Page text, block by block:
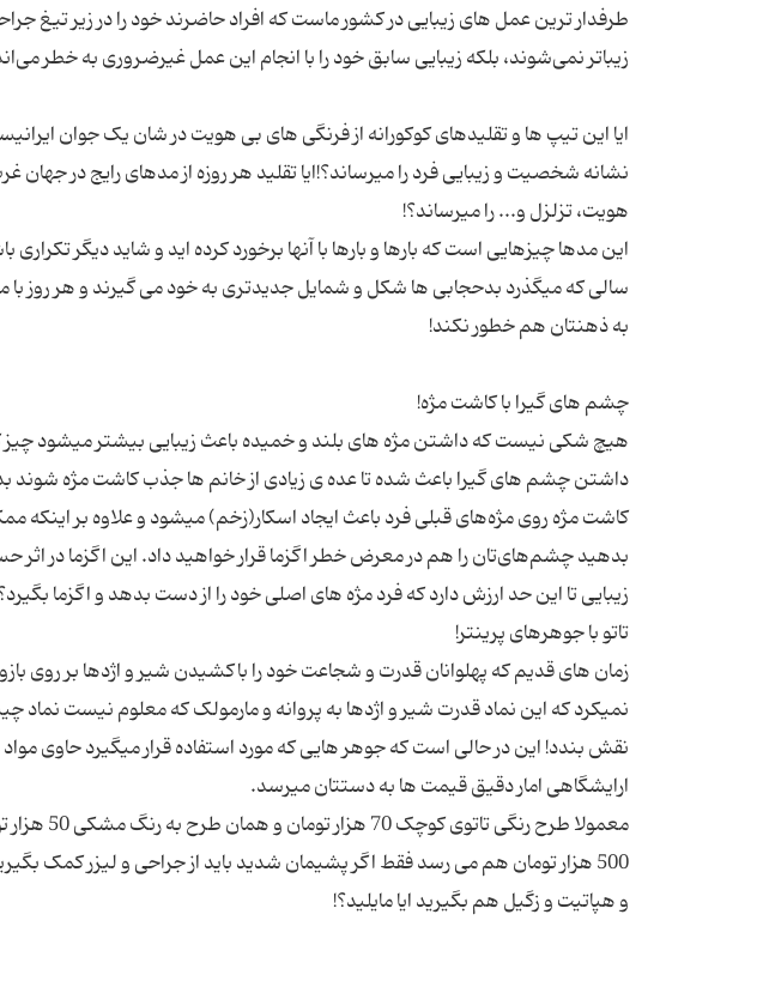
طرفدار ترین عمل های زیبایی در کشور ماست که افراد حاضرند خود را در زیر تیغ
ایا این تیپ ها و تقلیدهای کوکورانه از فرنگی های بی هویت در شان یک جوان
نشانه شخصیت و زیبایی فرد را میرساند؟!ایا تقلید هر روزه از مدهای رایج در
این مدها چیزهایی است که بارها و بارها با آنها برخورد کرده اید و شاید دیگر
سالی که میگذرد بدحجابی ها شکل و شمایل جدیدتری به خود می گیرند و هر روز
هیچ شکی نیست که داشتن مژه های بلند و خمیده باعث زیبایی بیشتر میشود چیز
کاشت مژه روی مژه‌های قبلی فرد باعث ایجاد اسکار(زخم) میشود و علاوه بر
بدهید چشم‌های‌تان را هم در معرض خطر اگزما قرار خواهید داد. این اگزما در اثر
زمان های قدیم که پهلوانان قدرت و شجاعت خود را باکشیدن شیر و اژدها بر
نمیکرد که این نماد قدرت شیر و اژدها به پروانه و مارمولک که معلوم نیست
نقش بندد! این در حالی است که جوهر هایی که مورد استفاده قرار میگیرد حاوی
معمولا طرح
500 هزار تومان هم می رسد فقط اگر پشیمان شدید باید از جراحی و لیزر